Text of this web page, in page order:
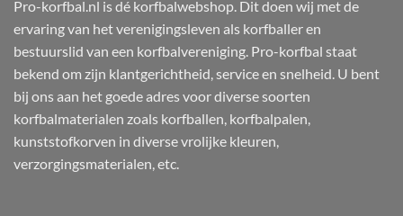
Pro-korfbal.nl is dé korfbalwebshop. Dit doen wij met de
ervaring van het verenigingsleven als korfballer en
bestuurslid van een korfbalvereniging. Pro-korfbal staat
bekend om zijn klantgerichtheid, service en snelheid. U bent
bij ons aan het goede adres voor diverse soorten
korfbalmaterialen zoals korfballen, korfbalpalen,
kunststofkorven in diverse vrolijke kleuren,
verzorgingsmaterialen, etc.